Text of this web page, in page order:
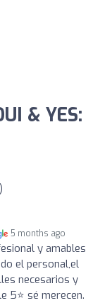
& YES:
5 months ago
y amables
el personal,el
necesarios y
5⭐️ sé merecen.